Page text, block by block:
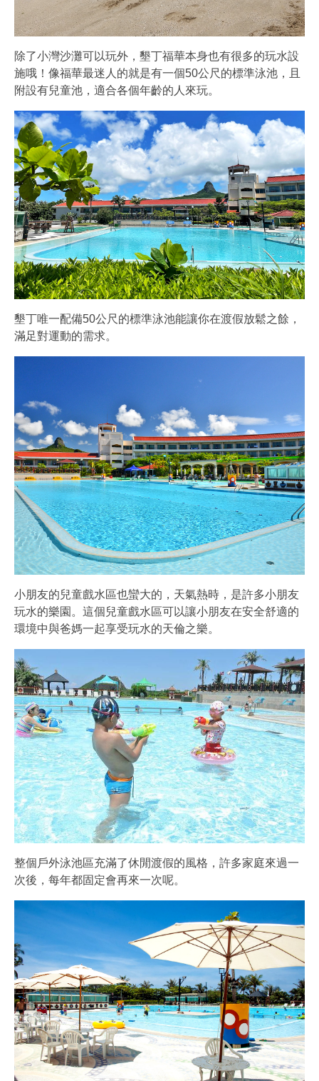
除了小灣沙灘可以玩外，墾丁福華本身也有很多的玩水設
施哦！像福華最迷人的就是有一個50公尺的標準泳池，且
附設有兒童池，適合各個年齡的人來玩。
墾丁唯一配備50公尺的標準泳池能讓你在渡假放鬆之餘，
滿足對運動的需求。
小朋友的兒童戲水區也蠻大的，天氣熱時，是許多小朋友
玩水的樂園。這個兒童戲水區可以讓小朋友在安全舒適的
環境中與爸媽一起享受玩水的天倫之樂。
整個戶外泳池區充滿了休閒渡假的風格，許多家庭來過一
次後，每年都固定會再來一次呢。